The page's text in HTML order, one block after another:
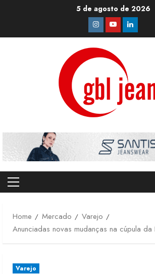
5 de agosto de 2026
Instagram
YoutubeLinkedin
Primary
Home
Mercado
Varejo
Anunciadas novas mudanças na cúpula da
Varejo